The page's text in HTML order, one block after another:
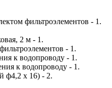
фильтроэлементов - 1.
2 м - 1.
- 1.
к водопроводу - 1.
к водопроводу - 1.
ф4,2 х 16) - 2.